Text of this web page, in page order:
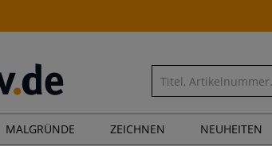
MALGRÜNDE ZEICHNEN NEUHEITEN